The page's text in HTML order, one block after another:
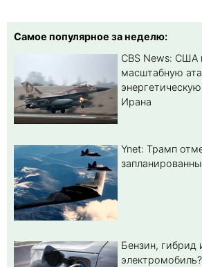
Самое популярное за неделю:
CBS News: США
масштабную
Ирана
Ynet: Трамп
Бензин, гибрид